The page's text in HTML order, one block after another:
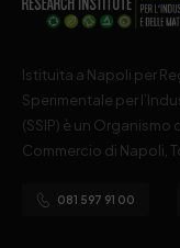
Istituita a Napoli per
Sperimentale per
(SSIP) è un
Commercio di Napoli,
081 597 91 00